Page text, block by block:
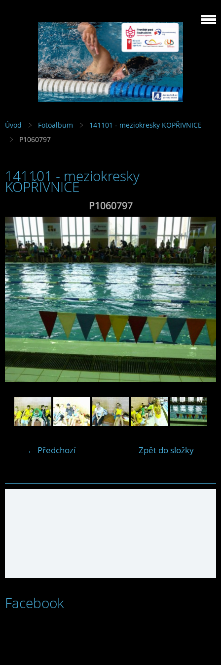
Úvod Fotoalbum
141101 - meziokresky KOPŘIVNICE
P1060797
141101 - meziokresky
KOPŘIVNICE
P1060797
← Předchozí Zpět do složky
Facebook